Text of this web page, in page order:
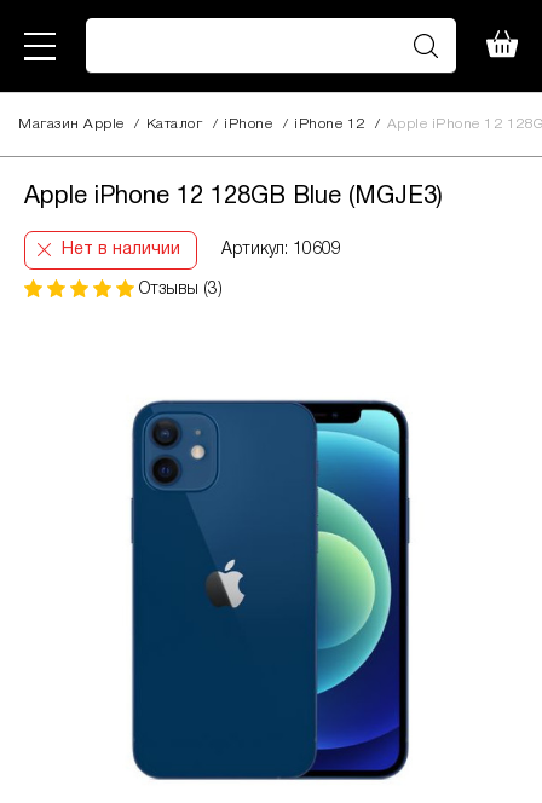
Магазин Apple / Каталог / iPhone / iPhone 12 / Apple iPhone 12
Apple iPhone 12 128GB Blue (MGJE3)
Нет в наличии Артикул: 10609
Отзывы (3)